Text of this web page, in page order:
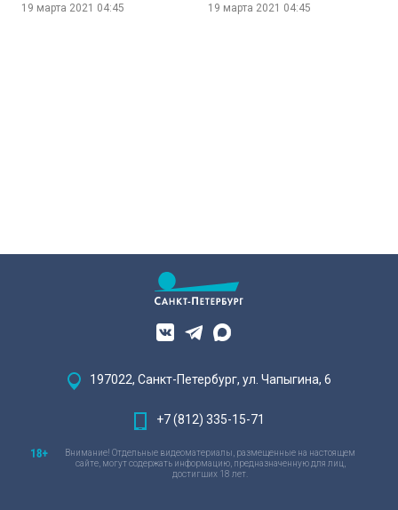
19 марта 2021 04:45 19 марта 2021 04:45
197022, Санкт-Петербург, ул. Чапыгина, 6
+7 (812) 335-15-71
Внимание! Отдельные видеоматериалы, размещенные на настоящем
сайте, могут содержать информацию, предназначенную для лиц,
достигших 18 лет.